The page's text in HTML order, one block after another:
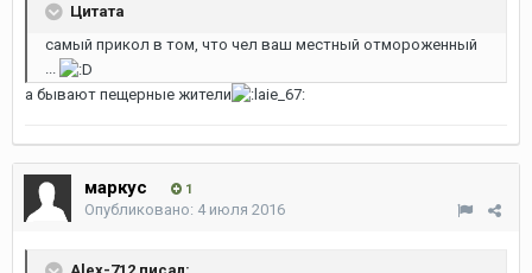
Цитата
самый прикол в том, что чел ваш местный отмороженный
...
а бывают пещерные жители
маркус 1
Опубликовано: 4 июля 2016